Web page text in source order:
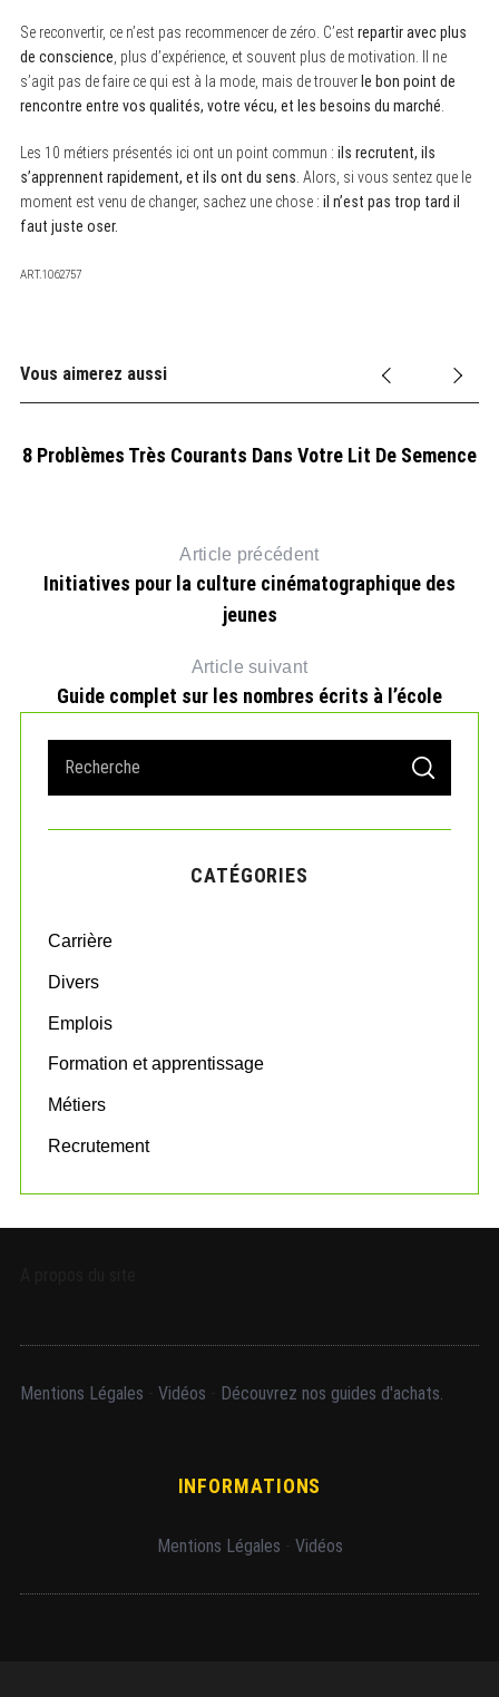
Se reconvertir, ce n’est pas recommencer de zéro. C’estrepartir avec plus
de conscience , plus d’expérience, et souvent plus de motivation. Il ne
s’agit pas de faire ce qui est à la mode, mais de trouverle bon point de
rencontre entre vos qualités, votre vécu, et les besoins du marché
Les 10 métiers présentés ici ont un point commun : ils recrutent, ils
s’apprennent rapidement, et ils ont du sens . Alors, si vous sentez que le
moment est venu de changer, sachez une chose : il n’est pas trop tard il
faut juste oser.
ART.1062757
Vous aimerez aussi
8 Problèmes Très Courants Dans Votre Lit De Semence
Article précédent
Initiatives pour la culture cinématographique des
jeunes
Article suivant
Guide complet sur les nombres écrits à l’école
a
r
o
:
S
A
C
CATÉGORIES
Carrière
Divers
Emplois
Formation et apprentissage
Métiers
Recrutement
Mentions Légales Vidéos Découvrez nos guides d'achats.
INFORMATIONS
Mentions Légales Vidéos